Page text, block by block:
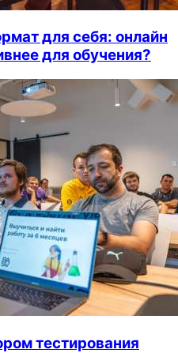
для себя: онлайн
для обучения?
тестирования